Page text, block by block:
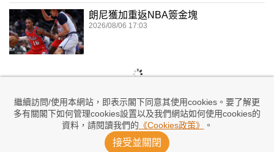
繼續訪問/使用本網站，即表示閣下同意其使用cookies。要了解更
多有關閣下如何管理cookies設置以及我們網站如何使用cookies的
資料，請閱讀我們的 《Cookies政策》 。
接受並關閉
朗尼獲加重返NBA簽金塊
2026/08/06 17:03